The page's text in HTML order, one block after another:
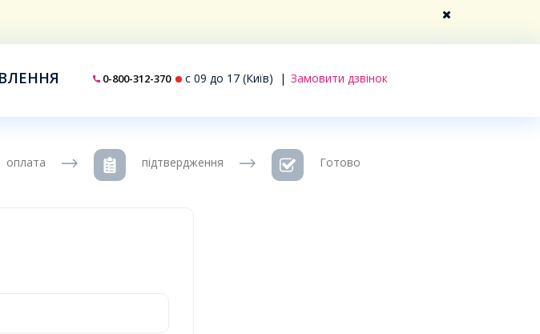
0-800-312-370 c 09 до 17 (Київ) | Замовити дзвінок
оплата підтвердження Готово